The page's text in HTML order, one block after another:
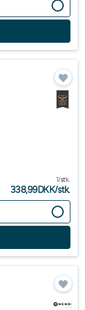
1/stk.
338,99DKK/stk.